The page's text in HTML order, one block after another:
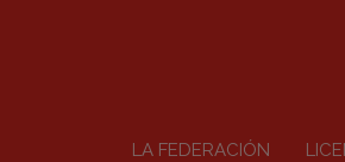
LA FEDERACIÓN